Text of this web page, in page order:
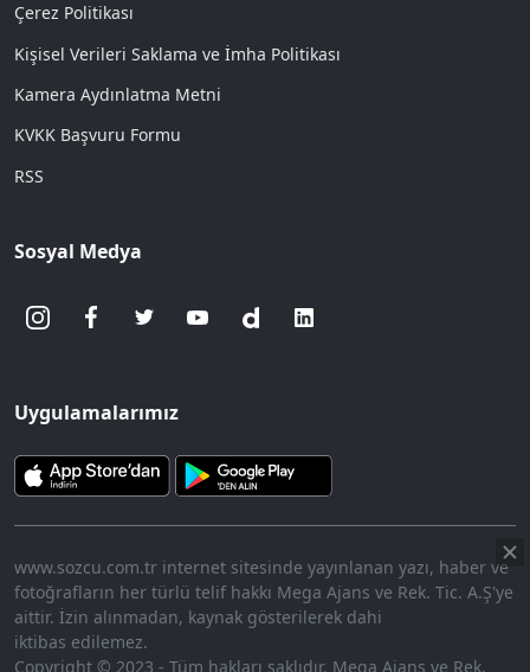
Çerez Politikası
Kişisel Verileri Saklama ve İmha Politikası
Kamera Aydınlatma Metni
KVKK Başvuru Formu
RSS
Sosyal Medya
Uygulamalarımız
www.sozcu.com.tr internet sitesinde yayınlanan yazı, haber ve
fotoğrafların her türlü telif hakkı Mega Ajans ve Rek. Tic. A.Ş'ye
aittir. İzin alınmadan, kaynak gösterilerek dahi
iktibas edilemez.
Copyright © 2023 - Tüm hakları saklıdır. Mega Ajans ve Rek.